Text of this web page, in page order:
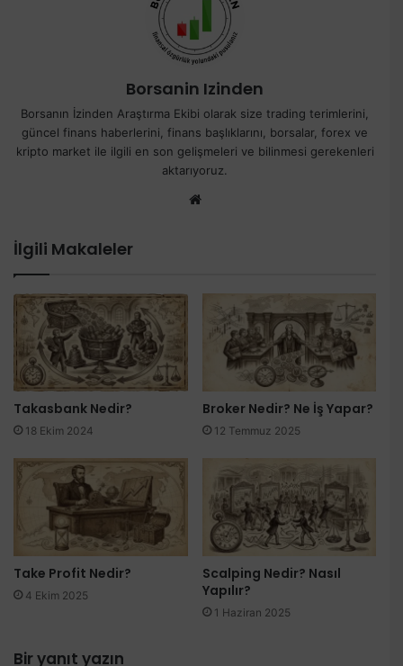
Borsanin Izinden
Borsanın İzinden Araştırma Ekibi olarak size trading terimlerini,
güncel finans haberlerini, finans başlıklarını, borsalar, forex ve
kripto market ile ilgili en son gelişmeleri ve bilinmesi gerekenleri
aktarıyoruz.
İlgili Makaleler
Takasbank Nedir?
18 Ekim 2024
Broker Nedir? Ne İş Yapar?
12 Temmuz 2025
Take Profit Nedir?
4 Ekim 2025
Scalping Nedir? Nasıl
Yapılır?
1 Haziran 2025
Bir yanıt yazın